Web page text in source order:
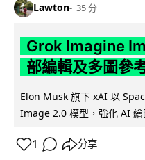
Lawton 35 分
Grok Imagine
部編輯及多圖參
Elon Musk 旗下 xAI 以
Image 2.0 模型，強化 AI 繪
1 分享